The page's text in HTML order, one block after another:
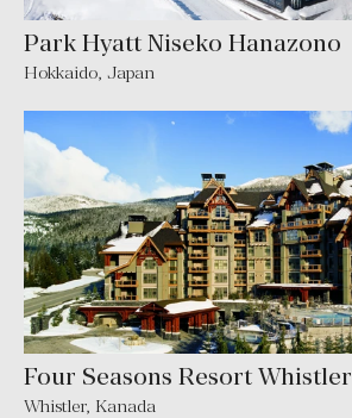
Park Hyatt Niseko Hanazono
Hokkaido, Japan
Four Seasons Resort Whistler
Whistler, Kanada